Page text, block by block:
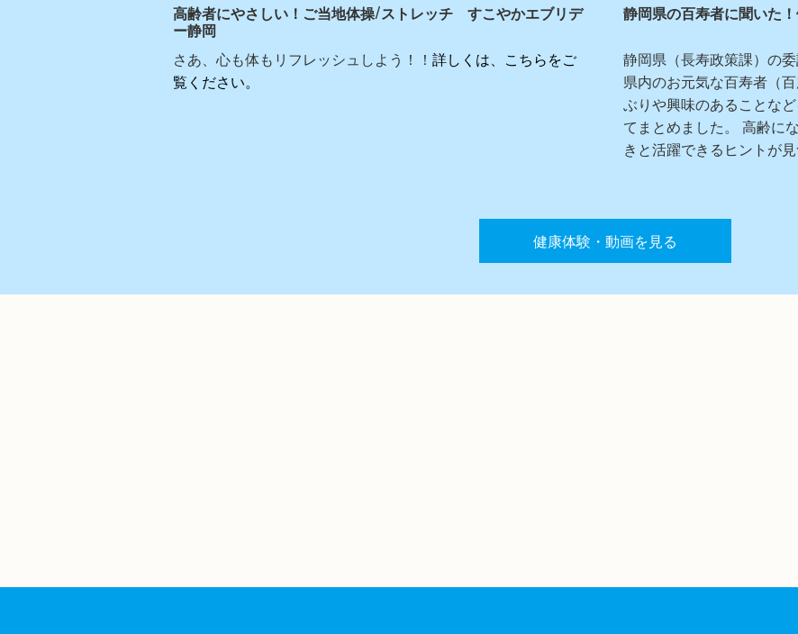
高齢者にやさしい！ご当地体操/ストレッチ すこやかエブリデ
ー静岡
さあ、心も体もリフレッシュしよう！！ 詳しくは、こちらをご
覧ください。
静岡県の百寿者に聞いた
静岡県（長寿政策課）の
県内のお元気な百寿者（
ぶりや興味のあることな
てまとめました。 高齢に
きと活躍できるヒントが見
健康体験・動画を見る